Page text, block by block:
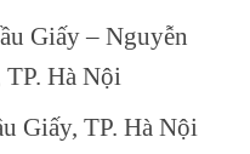
Giấy – Nguyễn
TP. Hà Nội
Giấy, TP. Hà Nội